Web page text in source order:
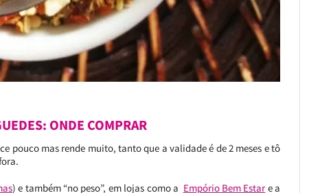
ONDE COMPRAR
pouco mas rende muito, tanto que a validade é de 2 meses e tô
) e também “no peso”, em lojas como a Empório Bem Estar e a